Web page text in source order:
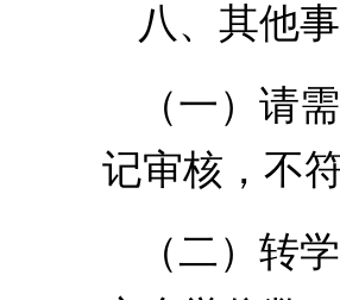
八、其他
（一）请
记审核，不
（二）转